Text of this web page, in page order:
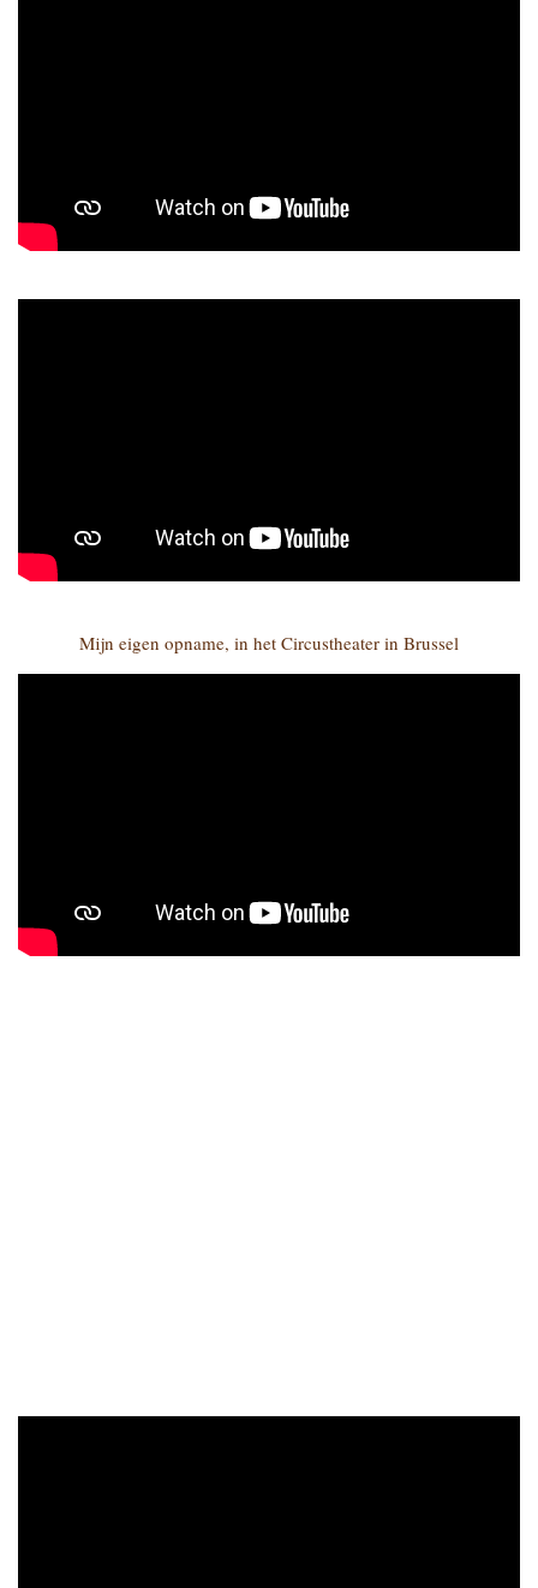
Mijn eigen opname, in het Circustheater in Brussel